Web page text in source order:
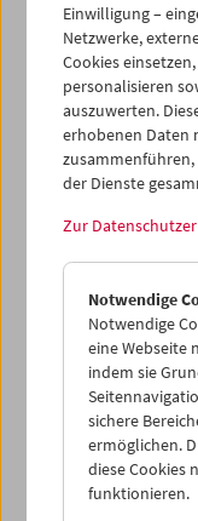
Ticketkorb Kauf
Leer
Ticketkorb
> Weitere Karten
Ticketpreise:
EUR 10,50
Einwilligung –
Netzwerke,
Cookies
personalisieren
auszuwerten.
erhobenen Daten
der Dienste
Zur
Notwendige
Notwendige
eine Webseite
indem sie
sichere
ermöglichen.
diese Cookies
funktionieren.